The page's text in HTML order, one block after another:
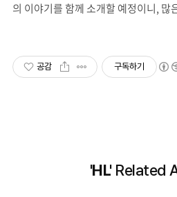
의 이야기를 함께 소개할 예정이니, 많
공감 구독하기
'HL'Related